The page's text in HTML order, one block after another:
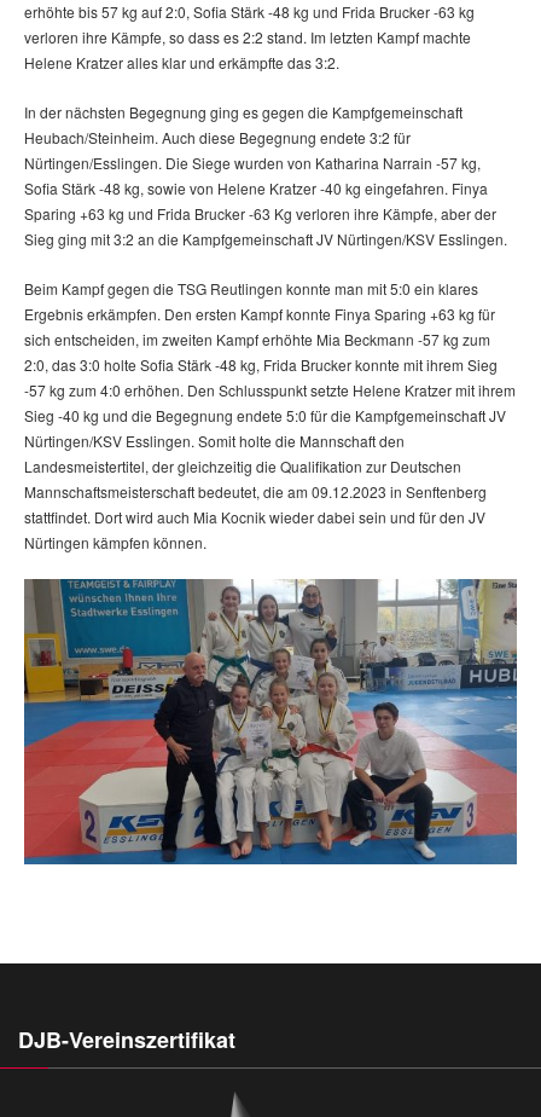
erhöhte bis 57 kg auf 2:0, Sofia Stärk -48 kg und Frida Brucker -63 kg
verloren ihre Kämpfe, so dass es 2:2 stand. Im letzten Kampf machte
Helene Kratzer alles klar und erkämpfte das 3:2.
In der nächsten Begegnung ging es gegen die Kampfgemeinschaft
Heubach/Steinheim. Auch diese Begegnung endete 3:2 für
Nürtingen/Esslingen. Die Siege wurden von Katharina Narrain -57 kg,
Sofia Stärk -48 kg, sowie von Helene Kratzer -40 kg eingefahren. Finya
Sparing +63 kg und Frida Brucker -63 Kg verloren ihre Kämpfe, aber der
Sieg ging mit 3:2 an die Kampfgemeinschaft JV Nürtingen/KSV Esslingen.
Beim Kampf gegen die TSG Reutlingen konnte man mit 5:0 ein klares
Ergebnis erkämpfen. Den ersten Kampf konnte Finya Sparing +63 kg für
sich entscheiden, im zweiten Kampf erhöhte Mia Beckmann -57 kg zum
2:0, das 3:0 holte Sofia Stärk -48 kg, Frida Brucker konnte mit ihrem Sieg
-57 kg zum 4:0 erhöhen. Den Schlusspunkt setzte Helene Kratzer mit ihrem
Sieg -40 kg und die Begegnung endete 5:0 für die Kampfgemeinschaft JV
Nürtingen/KSV Esslingen. Somit holte die Mannschaft den
Landesmeistertitel, der gleichzeitig die Qualifikation zur Deutschen
Mannschaftsmeisterschaft bedeutet, die am 09.12.2023 in Senftenberg
stattfindet. Dort wird auch Mia Kocnik wieder dabei sein und für den JV
Nürtingen kämpfen können.
DJB-Vereinszertifikat